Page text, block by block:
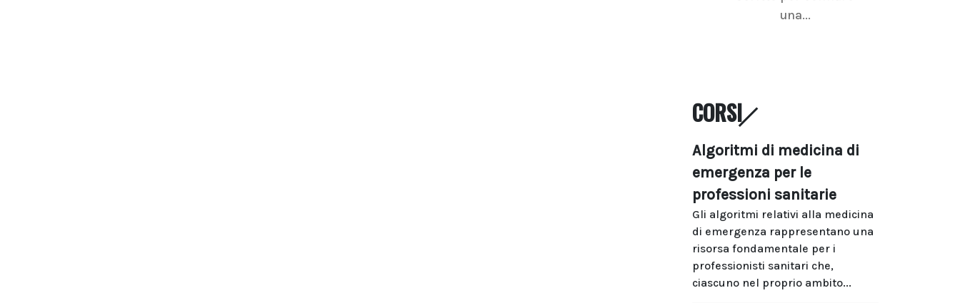
una...
CORSI
Algoritmi di medicina di
emergenza per le
professioni sanitarie
Gli algoritmi relativi alla medicina
di emergenza rappresentano una
risorsa fondamentale per i
professionisti sanitari che,
ciascuno nel proprio ambito...